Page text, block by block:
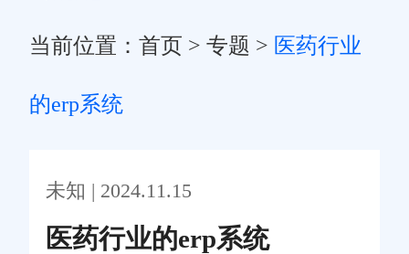
当前位置： 首页 > 专题 > 医药行业
的erp系统
未知 | 2024.11.15
医药行业的erp系统